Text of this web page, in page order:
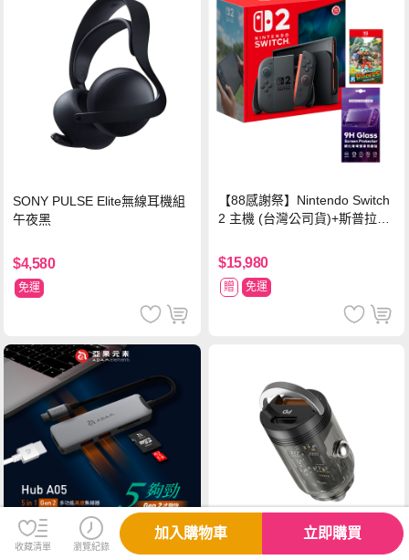
SONY PULSE Elite無線耳機組
午夜黑
$4,580
免運
【88感謝祭】Nintendo Switch
2 主機 (台灣公司貨)+斯普拉遁
$15,980
贈 免運
收藏清單 瀏覽紀錄
加入購物車 立即購買